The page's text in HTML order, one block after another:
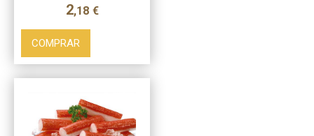
2,18 €
COMPRAR
Más info